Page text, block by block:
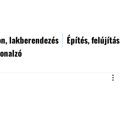
lakberendezés Építés, felújítás